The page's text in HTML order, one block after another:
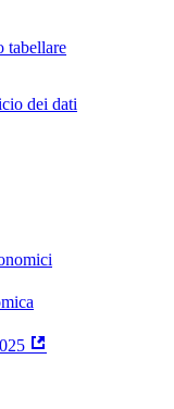
tabellare
dei dati